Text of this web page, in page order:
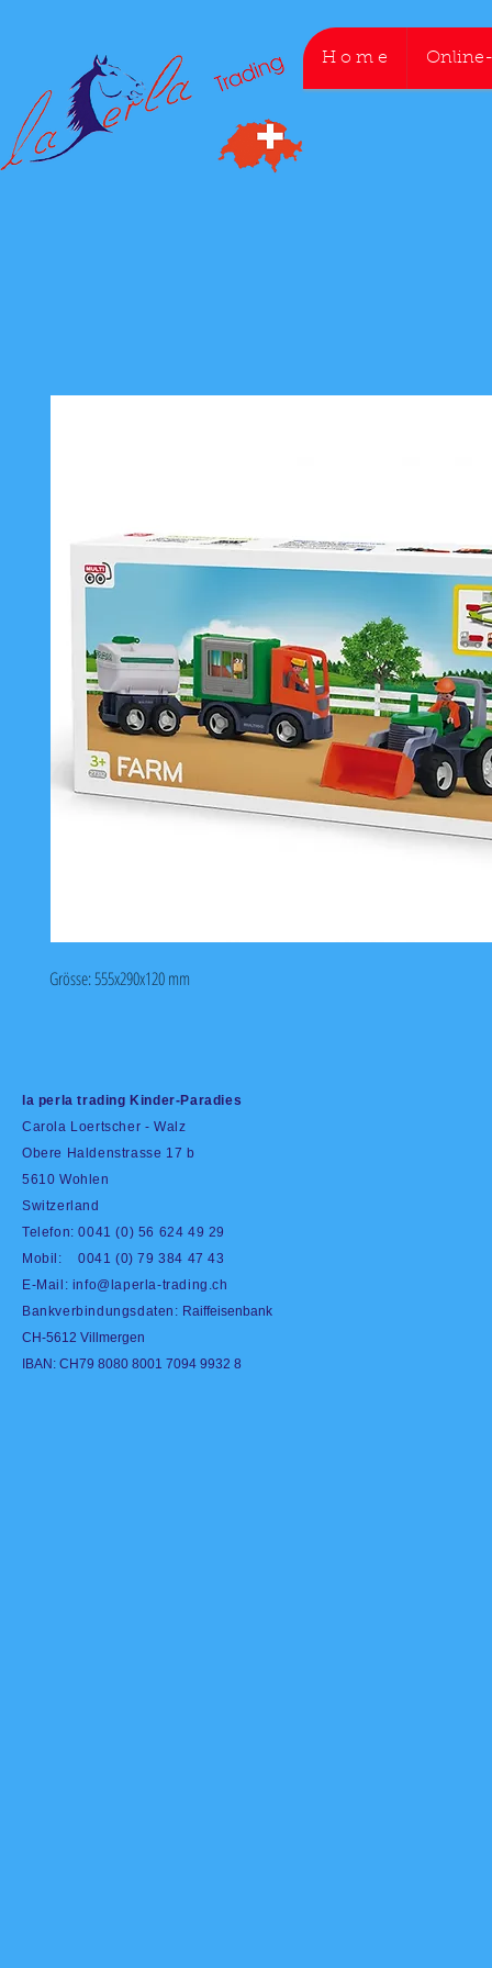
H o m e
Grösse: 555x290x120 mm
la perla trading Kinder-Paradies
Carola Loertscher - Walz
Obere Haldenstrasse 17 b
5610 Wohlen
Switzerland
Telefon: 0041 (0) 56 624 49 29
Mobil: 0041 (0) 79 384 47 43
E-Mail: info@laperla-trading.ch
Bankverbindungsdaten: Raiffeisenbank
CH-5612 Villmergen
IBAN: CH79 8080 8001 7094 9932 8